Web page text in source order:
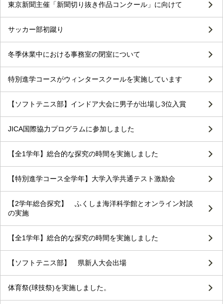
東京新聞主催「新聞切り抜き作品コンクール」に向けて
サッカー部初蹴り
冬季休業中における事務室の閉室について
特別進学コースがウィンタースクールを実施しています
【ソフトテニス部】インドア大会に男子が出場し3位入賞
JICA国際協力プログラムに参加しました
【全1学年】総合的な探究の時間を実施しました
【特別進学コース全学年】大学入学共通テスト激励会
【2学年総合探究】 ふくしま海洋科学館とオンライン対談
の実施
【全1学年】総合的な探究の時間を実施しました
【ソフトテニス部】 県新人大会出場
体育祭(球技祭)を実施しました。